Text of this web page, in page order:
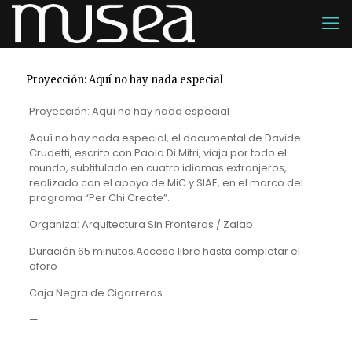
Proyección: Aquí no hay nada especial
Proyección: Aquí no hay nada especial
Aquí no hay nada especial, el documental de Davide
Crudetti, escrito con Paola Di Mitri, viaja por todo el
mundo, subtitulado en cuatro idiomas extranjeros,
realizado con el apoyo de MiC y SIAE, en el marco del
programa “Per Chi Create”.
Organiza: Arquitectura Sin Fronteras / Zalab
Duración 65 minutos.Acceso libre hasta completar el
aforo
Caja Negra de Cigarreras
—